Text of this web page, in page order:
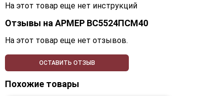
На этот товар еще нет инструкций
Отзывы на АРМЕР ВС5524ПСМ40
На этот товар еще нет отзывов.
ОСТАВИТЬ ОТЗЫВ
Похожие товары